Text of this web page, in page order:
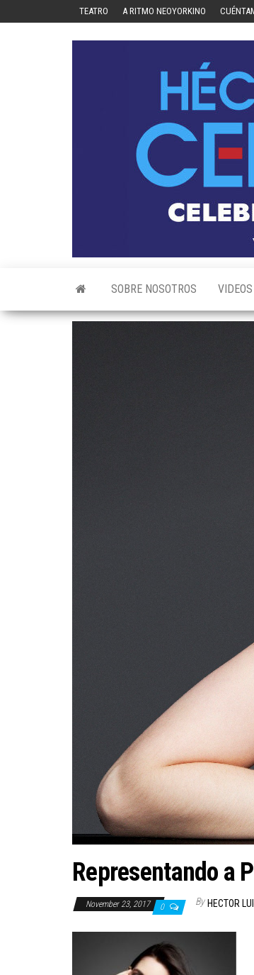
TEATRO A RITMO NEOYORKINO
SOBRE NOSOTROS VIDEOS
Representando a
November 23, 2017 0 By HECTOR